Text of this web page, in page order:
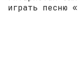
играть песню